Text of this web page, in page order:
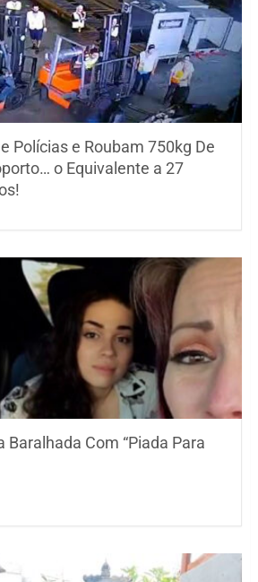
Polícias e Roubam 750kg De
o Equivalente a 27
Baralhada Com “Piada Para